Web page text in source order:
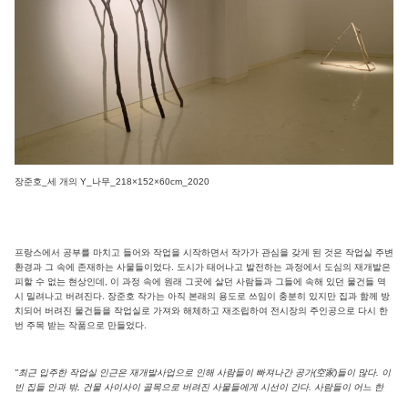
장준호_세 개의 Y_나무_218×152×60cm_2020
프랑스에서 공부를 마치고 들어와 작업을 시작하면서 작가가 관심을 갖게 된 것은 작업실 주변
환경과 그 속에 존재하는 사물들이었다. 도시가 태어나고 발전하는 과정에서 도심의 재개발은
피할 수 없는 현상인데, 이 과정 속에 원래 그곳에 살던 사람들과 그들에 속해 있던 물건들 역
시 밀려나고 버려진다. 장준호 작가는 아직 본래의 용도로 쓰임이 충분히 있지만 집과 함께 방
치되어 버려진 물건들을 작업실로 가져와 해체하고 재조립하여 전시장의 주인공으로 다시 한
번 주목 받는 작품으로 만들었다.
"최근 입주한 작업실 인근은 재개발사업으로 인해 사람들이 빠져나간 공가(空家)들이 많다. 이
빈 집들 안과 밖, 건물 사이사이 골목으로 버려진 사물들에게 시선이 간다. 사람들이 어느 한